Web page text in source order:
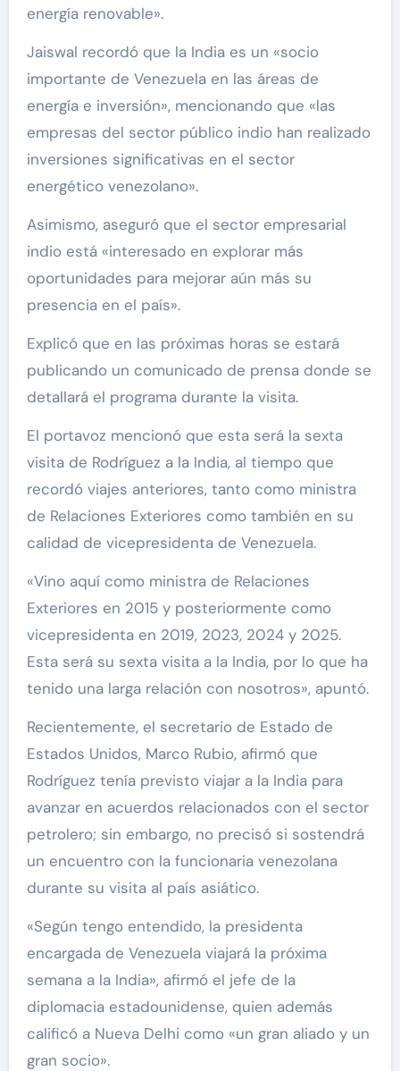
energía renovable».
Jaiswal recordó que la India es un «socio
importante de Venezuela en las áreas de
energía e inversión», mencionando que «las
empresas del sector público indio han realizado
inversiones significativas en el sector
energético venezolano».
Asimismo, aseguró que el sector empresarial
indio está «interesado en explorar más
oportunidades para mejorar aún más su
presencia en el país».
Explicó que en las próximas horas se estará
publicando un comunicado de prensa donde se
detallará el programa durante la visita.
El portavoz mencionó que esta será la sexta
visita de Rodríguez a la India, al tiempo que
recordó viajes anteriores, tanto como ministra
de Relaciones Exteriores como también en su
calidad de vicepresidenta de Venezuela.
«Vino aquí como ministra de Relaciones
Exteriores en 2015 y posteriormente como
vicepresidenta en 2019, 2023, 2024 y 2025.
Esta será su sexta visita a la India, por lo que ha
tenido una larga relación con nosotros», apuntó.
Recientemente, el secretario de Estado de
Estados Unidos, Marco Rubio, afirmó que
Rodríguez tenía previsto viajar a la India para
avanzar en acuerdos relacionados con el sector
petrolero; sin embargo, no precisó si sostendrá
un encuentro con la funcionaria venezolana
durante su visita al país asiático.
«Según tengo entendido, la presidenta
encargada de Venezuela viajará la próxima
semana a la India», afirmó el jefe de la
diplomacia estadounidense, quien además
calificó a Nueva Delhi como «un gran aliado y un
gran socio».